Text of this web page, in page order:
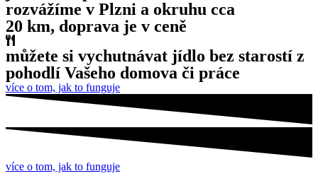
rozvážíme v Plzni a okruhu cca
20 km, doprava je v ceně
můžete si vychutnávat jídlo bez starostí z
pohodlí Vašeho domova či práce
více o tom, jak to funguje
více o tom, jak to funguje